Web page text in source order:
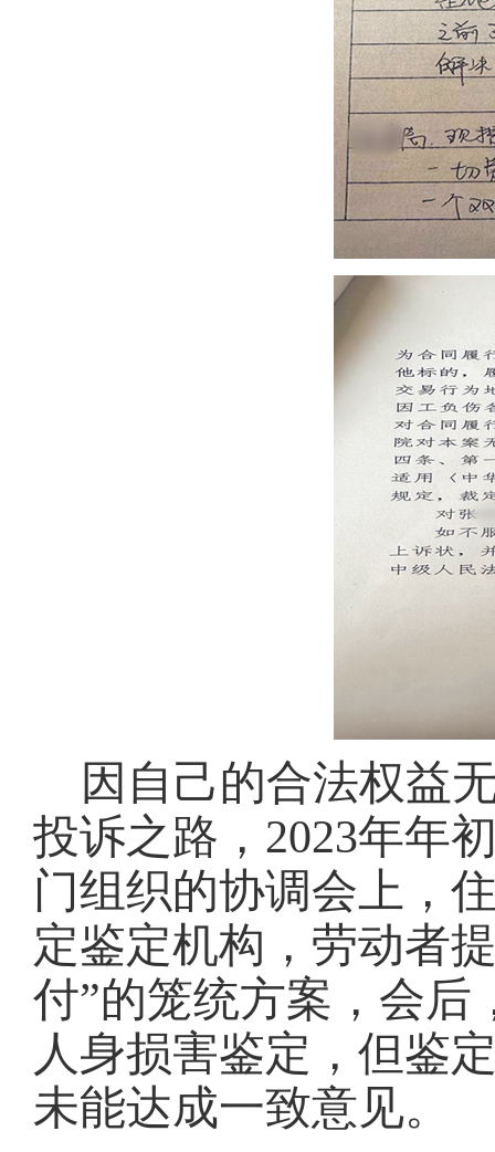
因自己的合法权益
投诉之路， 2023年年
门组织的协调会上，
定鉴定机构，劳动者
付”的笼统方案，会后
人身损害鉴定，但鉴
未能达成一致意见。